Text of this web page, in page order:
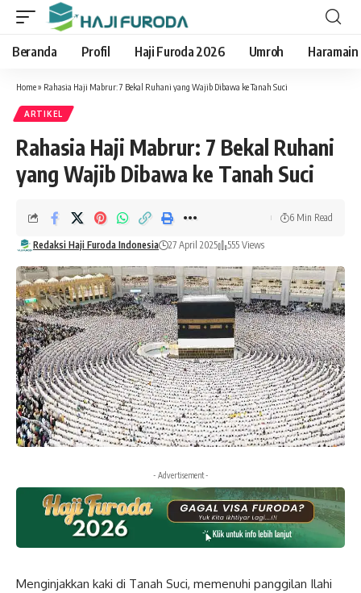
Beranda Profil Haji Furoda 2026 Umroh
Home» Rahasia Haji Mabrur: 7 Bekal Ruhani yang Wajib Dibawa ke Tanah Suci
ARTIKEL
Rahasia Haji Mabrur: 7 Bekal Ruhani
yang Wajib Dibawa ke Tanah Suci
Redaksi Haji Furoda Indonesia 27 April 2025 555 Views
6 Min Read
- Advertisement -
Menginjakkan kaki di Tanah Suci, memenuhi panggilan Ilahi